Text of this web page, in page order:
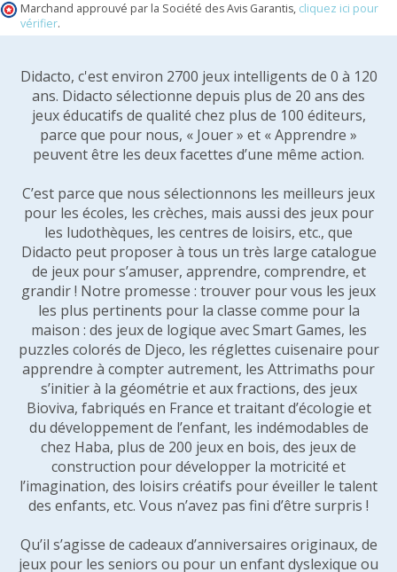
Marchand approuvé par la Société des Avis Garantis, cliquez ici pour
vérifier.
Didacto, c'est environ 2700 jeux intelligents de 0 à 120
ans. Didacto sélectionne depuis plus de 20 ans des
jeux éducatifs de qualité chez plus de 100 éditeurs,
parce que pour nous, « Jouer » et « Apprendre »
peuvent être les deux facettes d’une même action.
C’est parce que nous sélectionnons les meilleurs jeux
pour les écoles, les crèches, mais aussi des jeux pour
les ludothèques, les centres de loisirs, etc., que
Didacto peut proposer à tous un très large catalogue
de jeux pour s’amuser, apprendre, comprendre, et
grandir ! Notre promesse : trouver pour vous les jeux
les plus pertinents pour la classe comme pour la
maison : des jeux de logique avec Smart Games, les
puzzles colorés de Djeco, les réglettes cuisenaire pour
apprendre à compter autrement, les Attrimaths pour
s’initier à la géométrie et aux fractions, des jeux
Bioviva, fabriqués en France et traitant d’écologie et
du développement de l’enfant, les indémodables de
chez Haba, plus de 200 jeux en bois, des jeux de
construction pour développer la motricité et
l’imagination, des loisirs créatifs pour éveiller le talent
des enfants, etc. Vous n’avez pas fini d’être surpris !
Qu’il s’agisse de cadeaux d’anniversaires originaux, de
jeux pour les seniors ou pour un enfant dyslexique ou